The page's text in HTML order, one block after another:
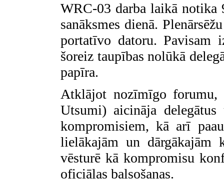
WRC-03 darba laikā notika
sanāksmes dienā.
portatīvo datoru. Pavisam
šoreiz taupības nolūkā
papīra.
Atklājot nozīmīgo forumu,
Utsumi) aicināja
kompromisiem, kā arī
lielākajām un dārgākajām
vēsturē kā kompromisu
oficiālas balsošanas.